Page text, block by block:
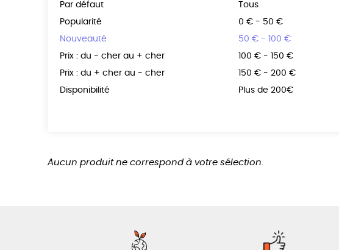
Par défaut
Popularité
Nouveauté
Prix : du - cher au + cher
Prix : du + cher au - cher
Disponibilité
Tous
0 € - 50 €
50 € - 100 €
100 € - 150 €
150 € - 200 €
Plus de 200€
Aucun produit ne correspond à votre sélection.